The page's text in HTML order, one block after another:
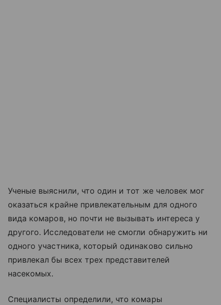
Ученые выяснили, что один и тот же человек мог
оказаться крайне привлекательным для одного
вида комаров, но почти не вызывать интереса у
другого. Исследователи не смогли обнаружить ни
одного участника, который одинаково сильно
привлекал бы всех трех представителей
насекомых.
Специалисты определили, что комары